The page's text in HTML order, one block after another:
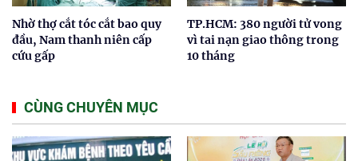
Nhờ thợ cắt tóc cắt bao quy
đầu, Nam thanh niên cấp
cứu gấp
TP.HCM: 380 người tử vong
vì tai nạn giao thông trong
10 tháng
CÙNG CHUYÊN MỤC